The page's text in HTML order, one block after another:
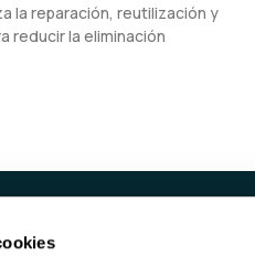
la reparación, reutilización y
reducir la eliminación